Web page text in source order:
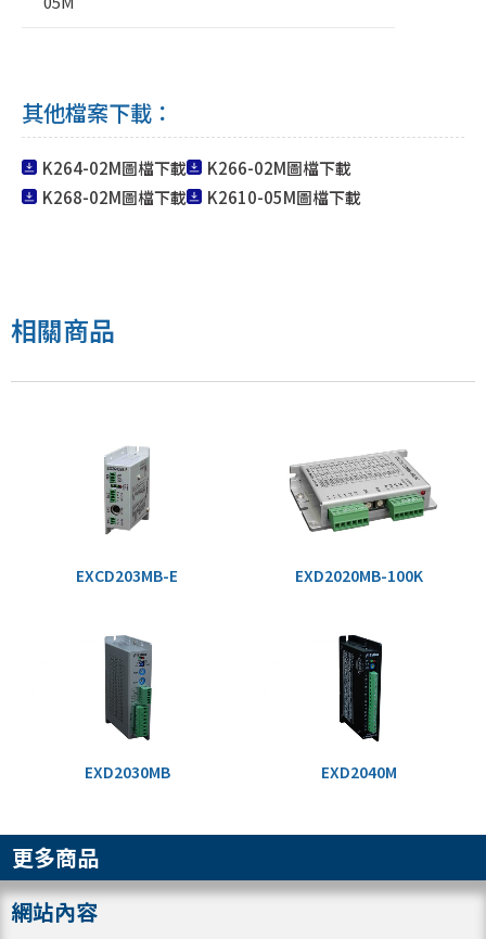
其他檔案下載：
K264-02M圖檔下載
K266-02M圖檔下載
K268-02M圖檔下載
K2610-05M圖檔下載
相關商品
EXCD203MB-E EXD2020MB-100K
EXD2030MB EXD2040M
更多商品
網站內容